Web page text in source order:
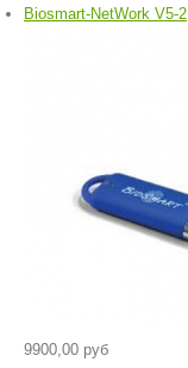
Biosmart-NetWork V5-2
9900,00 руб